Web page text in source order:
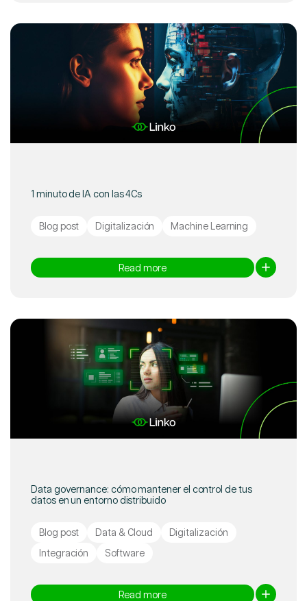
1 minuto de IA con las 4Cs
Blog post Digitalización Machine Learning
Read more
Data governance: cómo mantener el control de tus
datos en un entorno distribuido
Blog post Data & Cloud
Digitalización
Integración
Software
Read more